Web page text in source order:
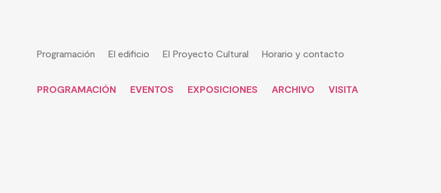
Programación El edificio El Proyecto Cultural Horario y contacto
PROGRAMACIÓN EVENTOS EXPOSICIONES ARCHIVO VISITA